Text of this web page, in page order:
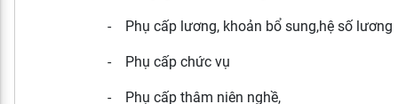
- Phụ cấp lương, khoản bổ sung,hệ số lương
- Phụ cấp chức vụ
- Phụ cấp thâm niên nghề,